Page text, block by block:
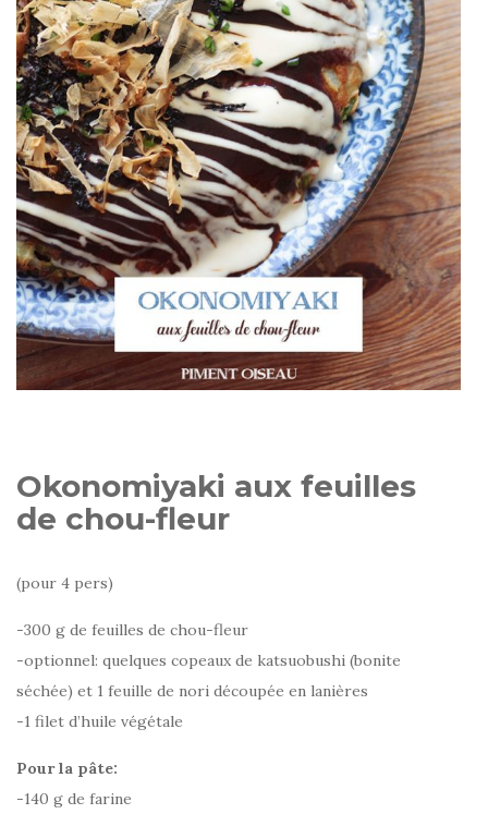
Okonomiyaki aux feuilles
de chou-fleur
(pour 4 pers)
-300 g de feuilles de chou-fleur
-optionnel: quelques copeaux de katsuobushi (bonite
séchée) et 1 feuille de nori découpée en lanières
-1 filet d’huile végétale
Pour la pâte:
-140 g de farine